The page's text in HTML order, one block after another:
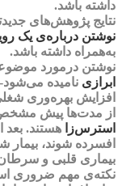
داشته باشد.
نتایج پژوهش‌های
نوشتن درباره‌ی یک
به‌همراه داشته باشد.
نوشتن درمورد
ابرازی نامیده
افزایش بهره‌وری
از مدت‌ها پیش
استرس‌زا
هستند. بعد
افسرده شوند، بیمار
بیماری قلبی و
نکته‌ی مهم ضروری